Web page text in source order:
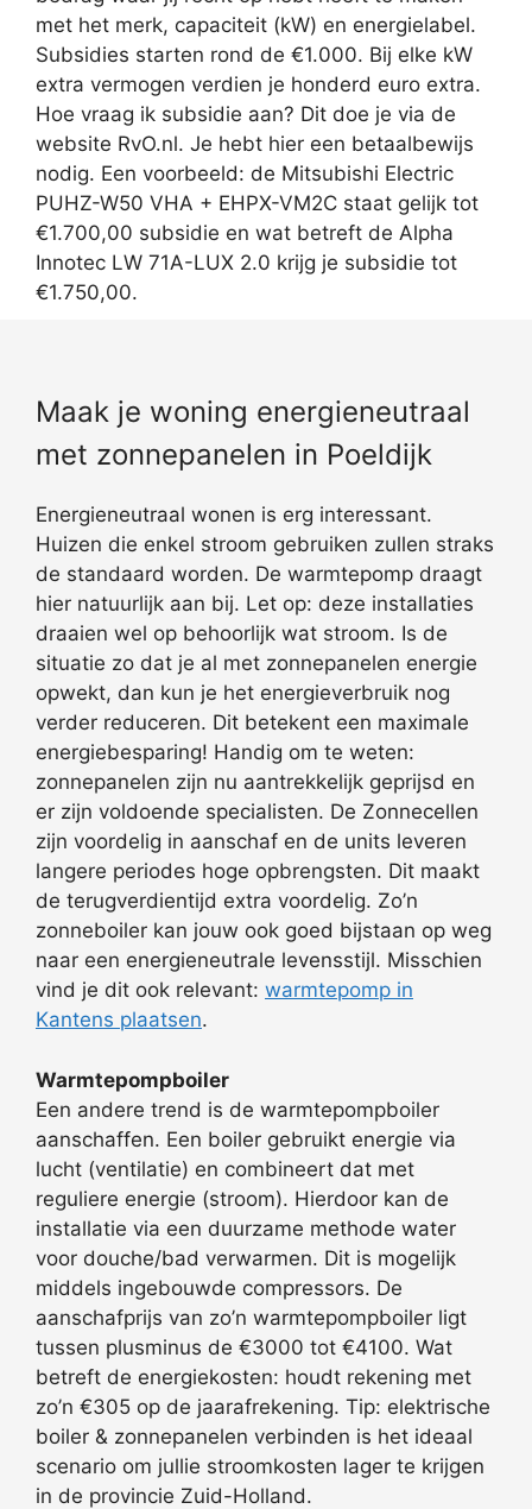
met het merk, capaciteit (kW) en energielabel.
Subsidies starten rond de €1.000. Bij elke kW
extra vermogen verdien je honderd euro extra.
Hoe vraag ik subsidie aan? Dit doe je via de
website RvO.nl. Je hebt hier een betaalbewijs
nodig. Een voorbeeld: de Mitsubishi Electric
PUHZ-W50 VHA + EHPX-VM2C staat gelijk tot
€1.700,00 subsidie en wat betreft de Alpha
Innotec LW 71A-LUX 2.0 krijg je subsidie tot
€1.750,00.
Maak je woning energieneutraal
met zonnepanelen in Poeldijk
Energieneutraal wonen is erg interessant.
Huizen die enkel stroom gebruiken zullen straks
de standaard worden. De warmtepomp draagt
hier natuurlijk aan bij. Let op: deze installaties
draaien wel op behoorlijk wat stroom. Is de
situatie zo dat je al met zonnepanelen energie
opwekt, dan kun je het energieverbruik nog
verder reduceren. Dit betekent een maximale
energiebesparing! Handig om te weten:
zonnepanelen zijn nu aantrekkelijk geprijsd en
er zijn voldoende specialisten. De Zonnecellen
zijn voordelig in aanschaf en de units leveren
langere periodes hoge opbrengsten. Dit maakt
de terugverdientijd extra voordelig. Zo’n
zonneboiler kan jouw ook goed bijstaan op weg
naar een energieneutrale levensstijl. Misschien
vind je dit ook relevant: warmtepomp in
Kantens plaatsen.
Warmtepompboiler
Een andere trend is de warmtepompboiler
aanschaffen. Een boiler gebruikt energie via
lucht (ventilatie) en combineert dat met
reguliere energie (stroom). Hierdoor kan de
installatie via een duurzame methode water
voor douche/bad verwarmen. Dit is mogelijk
middels ingebouwde compressors. De
aanschafprijs van zo’n warmtepompboiler ligt
tussen plusminus de €3000 tot €4100. Wat
betreft de energiekosten: houdt rekening met
zo’n €305 op de jaarafrekening. Tip: elektrische
boiler & zonnepanelen verbinden is het ideaal
scenario om jullie stroomkosten lager te krijgen
in de provincie Zuid-Holland.